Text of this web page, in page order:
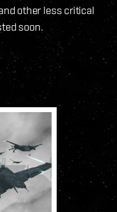
other less critical
soon.